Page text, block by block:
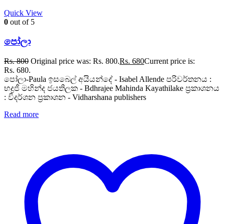
Quick View
0 out of 5
පෝලා
Rs.800 Original price was: Rs. 800.Rs. 680Current price is:
Rs. 680.
පෝලා-Paula ඉසබෙල් අයියන්දේ - Isabel Allende පරිවර්තනය :
භද්‍රජී මහින්ද ජයතිලක - Bdhrajee Mahinda Kayathilake ප්‍රකාශනය
: විදර්ශන ප්‍රකාශන - Vidharshana publishers
Read more